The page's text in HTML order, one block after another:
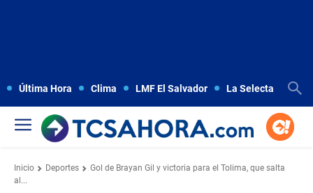
Última Hora Clima LMF El Salvador La Selecta
Inicio Deportes
Gol de Brayan Gil y victoria para el Tolima, que salta
al...